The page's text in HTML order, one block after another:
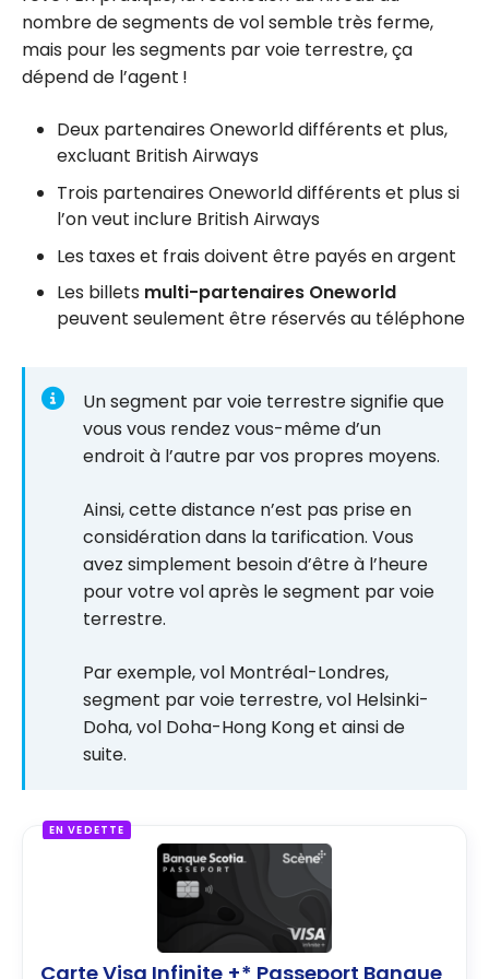
nombre de segments de vol semble très ferme,
mais pour les segments par voie terrestre, ça
dépend de l’agent !
Deux partenaires Oneworld différents et plus,
excluant British Airways
Trois partenaires Oneworld différents et plus si
l’on veut inclure British Airways
Les taxes et frais doivent être payés en argent
Les billets multi-partenaires Oneworld
peuvent seulement être réservés au téléphone
Un segment par voie terrestre signifie que
vous vous rendez vous-même d’un
endroit à l’autre par vos propres moyens.
Ainsi, cette distance n’est pas prise en
considération dans la tarification. Vous
avez simplement besoin d’être à l’heure
pour votre vol après le segment par voie
terrestre.
Par exemple, vol Montréal-Londres,
segment par voie terrestre, vol Helsinki-
Doha, vol Doha-Hong Kong et ainsi de
suite.
EN VEDETTE
Carte Visa Infinite +* Passeport Banque